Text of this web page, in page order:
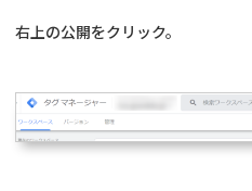
右上の公開をクリック。